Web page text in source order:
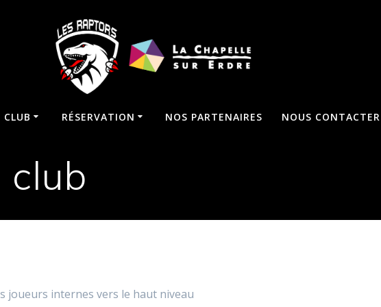
CLUB RÉSERVATION NOS PARTENAIRES NOUS CONTACTER
club
joueurs internes vers le haut niveau